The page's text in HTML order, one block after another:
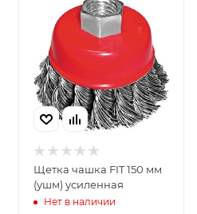
Щетка чашка FIT 150 мм
(ушм) усиленная
Нет в наличии